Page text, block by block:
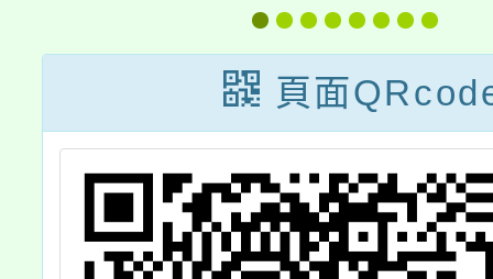
成式AI融入學科
領域教學工作坊-
自然
科技
習
頁面